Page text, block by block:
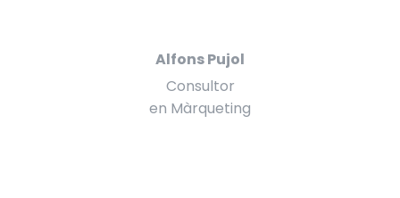
Alfons Pujol
Consultor
en Màrqueting